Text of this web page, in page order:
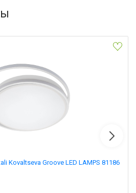
Kovaltseva Groove LED LAMPS 81186